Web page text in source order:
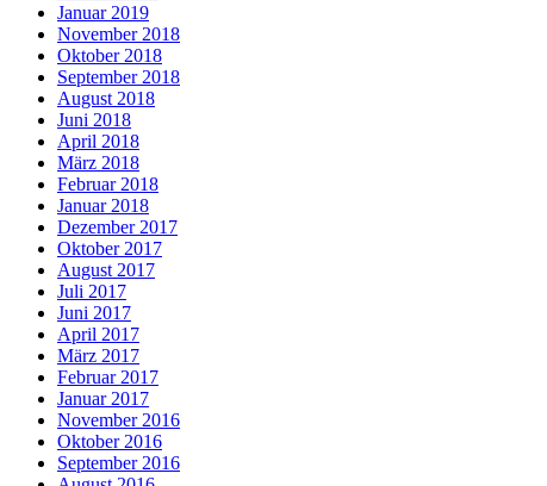
Januar 2019
November 2018
Oktober 2018
September 2018
August 2018
Juni 2018
April 2018
März 2018
Februar 2018
Januar 2018
Dezember 2017
Oktober 2017
August 2017
Juli 2017
Juni 2017
April 2017
März 2017
Februar 2017
Januar 2017
November 2016
Oktober 2016
September 2016